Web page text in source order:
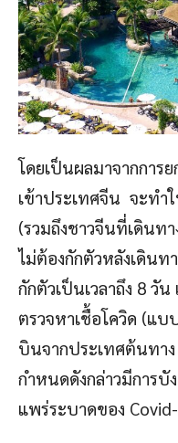
โดยเป็นผลมาจากการ
เข้าประเทศจีน จะทำ
(รวมถึงชาวจีนที่เดินท
ไม่ต้องกักตัวหลังเดินท
กักตัวเป็นเวลาถึง 8 วั
ตรวจหาเชื้อโควิด (แบ
บินจากประเทศต้นทาง
กำหนดดังกล่าวมีการบั
แพร่ระบาดของ